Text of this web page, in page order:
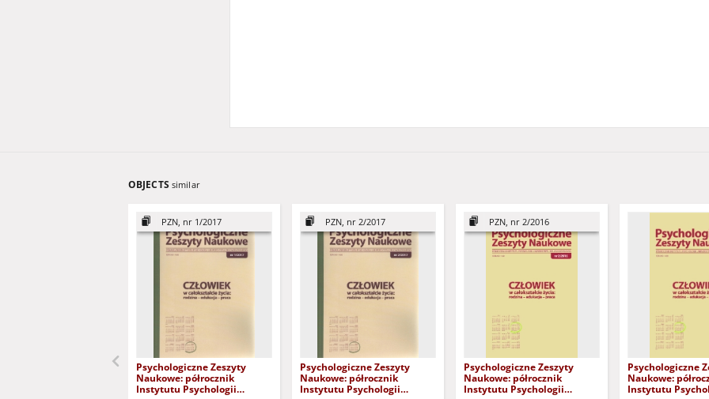
OBJECTS similar
PZN, nr 1/2017
Psychologiczne Zeszyty
Naukowe: półrocznik
Instytutu Psychologii
PZN, nr 2/2017
Psychologiczne Zeszyty
Naukowe: półrocznik
Instytutu Psychologii
PZN, nr 2/2016
Psychologiczne Zeszyty
Naukowe: półrocznik
Instytutu Psychologii
Psychologiczne
Naukowe:
Instytutu